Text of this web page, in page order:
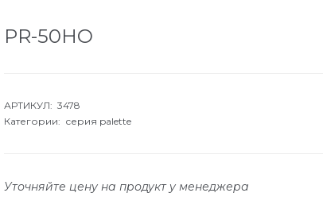
PR-50HO
АРТИКУЛ: 3478
Категории: серия palette
Уточняйте цену на продукт у менеджера